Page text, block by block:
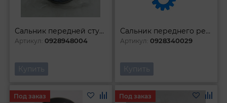
Сальник передней ступицы
Артикул:0928948004
Купить
Сальник переднего редуктора
Артикул:0928340029
Купить
Под заказ Под заказ